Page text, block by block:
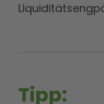
Tipp: